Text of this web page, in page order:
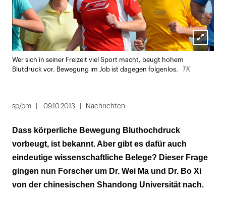
Lightbox
Wer sich in seiner Freizeit viel Sport macht, beugt hohem
Blutdruck vor. Bewegung im Job ist dagegen folgenlos.
TK
sp/pm 09.10.2013 Nachrichten
Dass körperliche Bewegung Bluthochdruck
vorbeugt, ist bekannt. Aber gibt es dafür auch
eindeutige wissenschaftliche Belege? Dieser Frage
gingen nun Forscher um Dr. Wei Ma und Dr. Bo Xi
von der chinesischen Shandong Universität nach.